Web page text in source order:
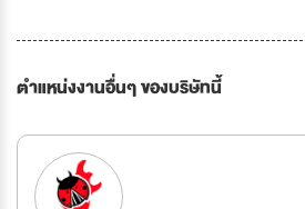
ตำแหน่งงานอื่นๆ ของบริษัทนี้